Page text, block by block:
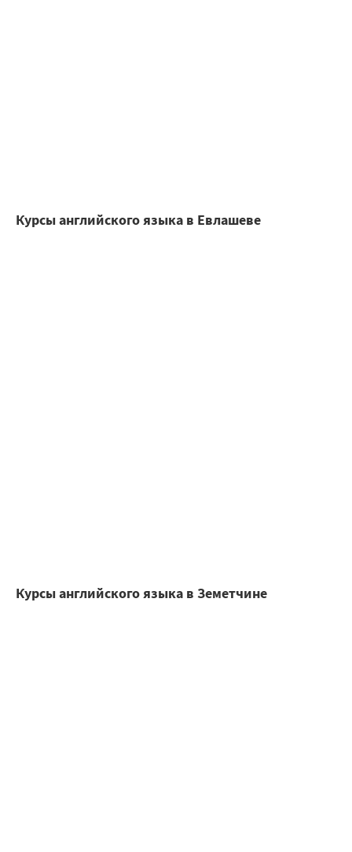
Курсы английского языка в Евлашеве
Курсы английского языка в Земетчине